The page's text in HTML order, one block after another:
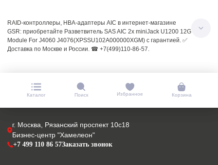
RAID-контроллеры, HBA-адаптеры AIC в интернет-магазине
GSR: приобретайте Разветвитель SAS AIC 2x miniJack U1200 12G
Module For J4060 J4076(XPSSU102A000000XGM) с гарантией. ✅
Доставка по Москве и России. ☎ +7(499)110-86-57.
Каталог Поиск Избранное Корзина
г. Москва, Рязанский проспект 10с18
Бизнес-центр "Хамелеон"
+7 499 110 86 57Заказать звонок